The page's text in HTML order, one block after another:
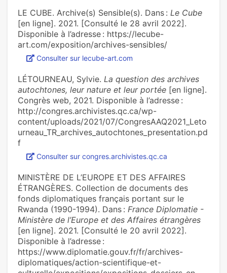
LE CUBE. Archive(s) Sensible(s). Dans : Le Cube
[en ligne]. 2021. [Consulté le 28 avril 2022].
Disponible à l’adresse : https://lecube-
art.com/exposition/archives-sensibles/
Consulter sur lecube-art.com
LÉTOURNEAU, Sylvie. La question des archives
autochtones, leur nature et leur portée [en ligne].
Congrès web, 2021. Disponible à l’adresse :
http://congres.archivistes.qc.ca/wp-
content/uploads/2021/07/CongresAAQ2021_Leto
urneau_TR_archives_autochtones_presentation.pd
f
Consulter sur congres.archivistes.qc.ca
MINISTÈRE DE L’EUROPE ET DES AFFAIRES
ÉTRANGÈRES. Collection de documents des
fonds diplomatiques français portant sur le
Rwanda (1990-1994). Dans : France Diplomatie -
Ministère de l’Europe et des Affaires étrangères
[en ligne]. 2021. [Consulté le 20 avril 2022].
Disponible à l’adresse :
https://www.diplomatie.gouv.fr/fr/archives-
diplomatiques/action-scientifique-et-